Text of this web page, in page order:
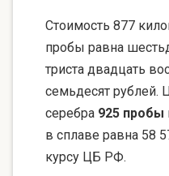
Стоимость 877
пробы равна
триста двадцать
семьдесят рублей.
серебра 925 пробы
в сплаве равна 58
курсу ЦБ РФ.